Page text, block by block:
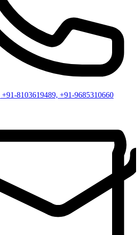
8103619489, +91-9685310660